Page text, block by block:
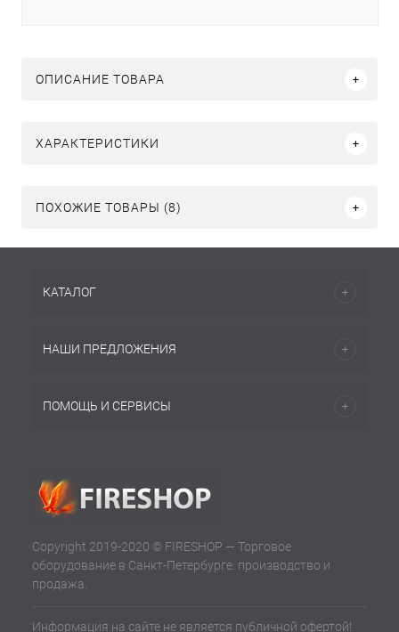
ОПИСАНИЕ ТОВАРА
ХАРАКТЕРИСТИКИ
ПОХОЖИЕ ТОВАРЫ (8)
КАТАЛОГ
НАШИ ПРЕДЛОЖЕНИЯ
ПОМОЩЬ И СЕРВИСЫ
Copyright 2019-2020 © FIRESHOP — Торговое
оборудование в Санкт-Петербурге: производство и
продажа.
Информация на сайте не является публичной офертой!